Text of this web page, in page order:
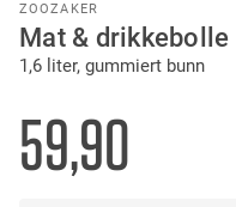
ZOOZAKER
Mat & drikkebolle
1,6 liter, gummiert bunn
59,90
to
the
beginning
the
images
gallery